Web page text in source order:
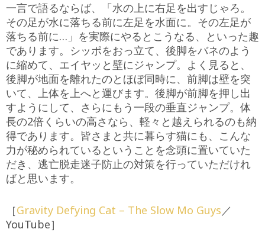
一言で語るならば、「水の上に右足を出すじゃろ。
その足が水に落ちる前に左足を水面に。その左足が
落ちる前に…」を実際にやるとこうなる、といった趣
であります。シッポをおっ立て、後脚をバネのよう
に縮めて、エイヤッと壁にジャンプ。よく見ると、
後脚が地面を離れたのとほぼ同時に、前脚は壁を突
いて、上体を上へと運びます。後脚が前脚を押し出
すようにして、さらにもう一段の垂直ジャンプ。体
長の2倍くらいの高さなら、軽々と越えられるのも納
得であります。皆さまと共に暮らす猫にも、こんな
力が秘められているということを念頭に置いていた
だき、逃亡脱走迷子防止の対策を行っていただけれ
ばと思います。
［Gravity Defying Cat – The Slow Mo Guys／
YouTube］